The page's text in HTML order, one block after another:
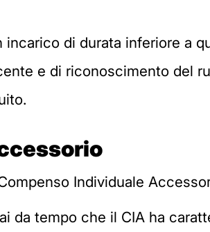
di durata inferiore a
e di riconoscimento del
Individuale
da tempo che il CIA ha